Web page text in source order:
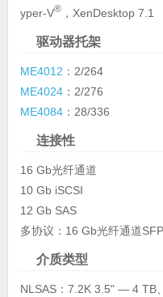
yper-V®，XenDesktop 7.1
驱动器托架
ME4012 ：2/264
ME4024：2/276
ME4084：28/336
连接性
16 Gb光纤通道
10 Gb iSCSI
12 Gb SAS
多协议：16 Gb光纤通道
介质类型
NLSAS：7.2K 3.5" — 4 TB